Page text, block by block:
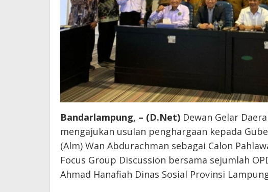
Bandarlampung, – (D.Net) Dewan Gelar
mengajukan usulan penghargaan kepada
(Alm) Wan Abdurachman sebagai Calon
Focus Group Discussion bersama sejumlah
Ahmad Hanafiah Dinas Sosial Provinsi